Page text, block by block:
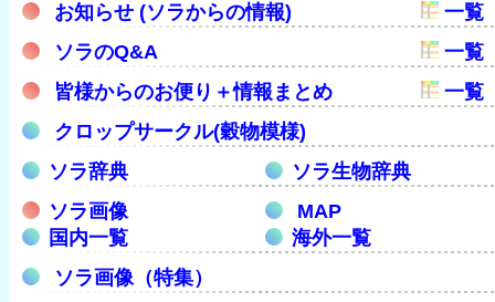
お知らせ (ソラからの情報)
一覧
ソラのQ&A
一覧
皆様からのお便り＋情報まとめ
一覧
クロップサークル(穀物模様)
ソラ辞典
ソラ生物辞典
ソラ画像
MAP
国内一覧
海外一覧
ソラ画像（特集）